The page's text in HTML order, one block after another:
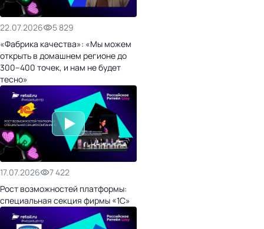
22.07.2026
5 829
«Фабрика качества»: «Мы можем
открыть в домашнем регионе до
300–400 точек, и нам не будет
тесно»
17.07.2026
7 422
Рост возможностей платформы:
специальная секция фирмы «1С»